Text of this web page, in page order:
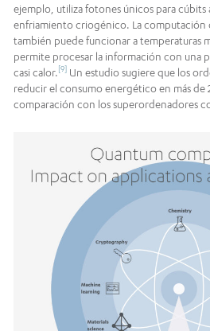
ejemplo, utiliza fotones únicos para cúbits
enfriamiento criogénico. La computación
también puede funcionar a temperaturas
permite procesar la información con una
casi calor.[9] Un estudio sugiere que los
reducir el consumo energético en más de
comparación con los superordenadores